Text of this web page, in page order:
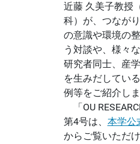
近藤 久美子教授
科）が、つなが
の意識や環境の
う対談や、様々
研究者同士、産
を生みだしてい
例等をご紹介しま
「OU
第4号は、 本学公
からご覧いただけ